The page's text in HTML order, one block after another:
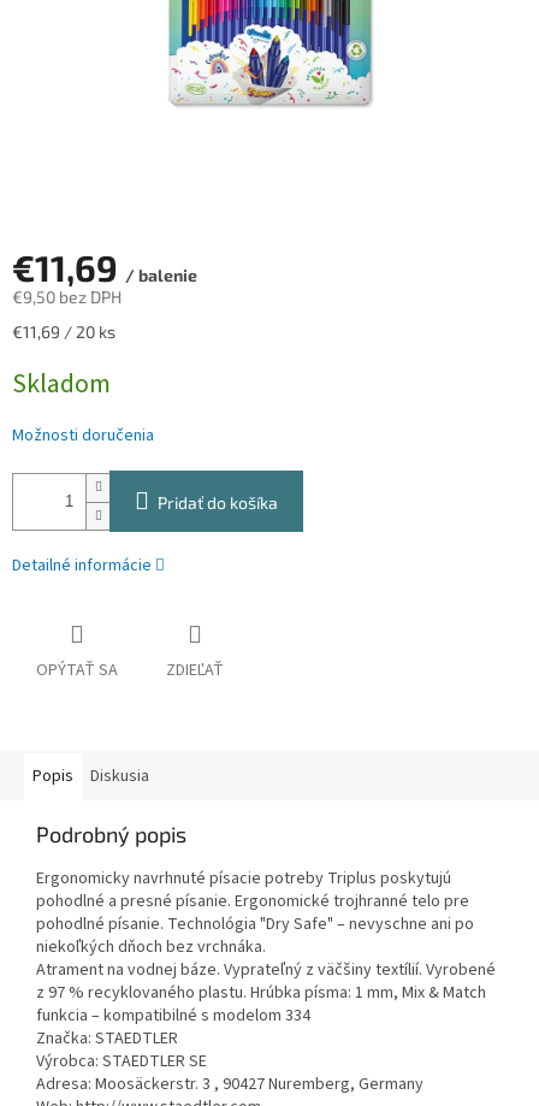
€11,69 / balenie
€9,50 bez DPH
Jednotková
€11,69 / 20 ks
Skladom
Možnosti doručenia
Pridať do košíka
Detailné informácie
OPÝTAŤ SA ZDIEĽAŤ
Popis Diskusia
Podrobný popis
Ergonomicky navrhnuté písacie potreby Triplus poskytujú
pohodlné a presné písanie. Ergonomické trojhranné telo pre
pohodlné písanie. Technológia "Dry Safe" – nevyschne ani po
niekoľkých dňoch bez vrchnáka.
Atrament na vodnej báze. Vyprateľný z väčšiny textílií. Vyrobené
z 97 % recyklovaného plastu. Hrúbka písma: 1 mm, Mix & Match
funkcia – kompatibilné s modelom 334
Značka: STAEDTLER
Výrobca: STAEDTLER SE
Adresa: Moosäckerstr. 3 , 90427 Nuremberg, Germany